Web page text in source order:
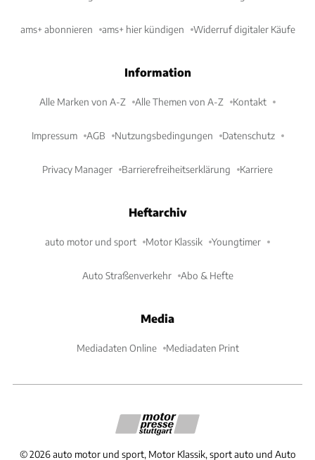
ams+ abonnieren ams+ hier kündigen Widerruf digitaler Käufe
Information
Alle Marken von A-Z Alle Themen von A-Z Kontakt
Impressum AGB Nutzungsbedingungen Datenschutz
Privacy Manager Barrierefreiheitserklärung Karriere
Heftarchiv
auto motor und sport Motor Klassik Youngtimer
Auto Straßenverkehr Abo & Hefte
Media
Mediadaten Online Mediadaten Print
©2026 auto motor und sport, Motor Klassik, sport auto und Auto